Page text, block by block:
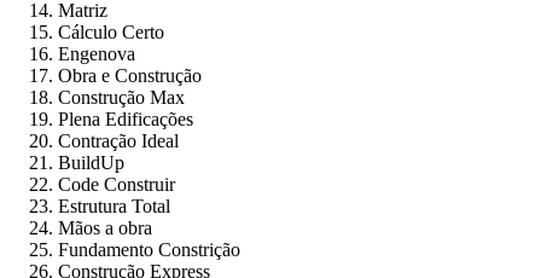
Matriz
Cálculo Certo
Engenova
Obra e Construção
Construção Max
Plena Edificações
Contração Ideal
BuildUp
Code Construir
Estrutura Total
Mãos a obra
Fundamento Constrição
Construção Express